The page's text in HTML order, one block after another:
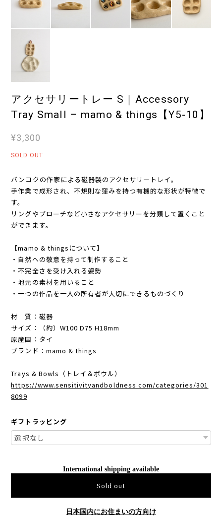
アクセサリートレー S｜Accessory
Tray Small – mamo & things【Y5-10】
¥3,300
SOLD OUT
バンコクの作家による磁器製のアクセサリートレイ。
手作業で成形され、不規則な窪みを持つ有機的な形状が特徴で
す。
リングやブローチなど小さなアクセサリーを分類して置くこと
ができます。
【mamo & thingsについて】
・自然への敬意を持って制作すること
・不完全さを受け入れる姿勢
・地元の素材を用いること
・一つの作品を一人の所有者が大切にできるものづくり
材 質：磁器
サイズ：（約）W100 D75 H18mm
原産国：タイ
ブランド：mamo & things
Trays & Bowls（トレイ＆ボウル）
https://www.sensitivityandboldness.com/categories/301
8099
ギフトラッピング
International shipping available
Sold out
日本国内にお住まいの方向け